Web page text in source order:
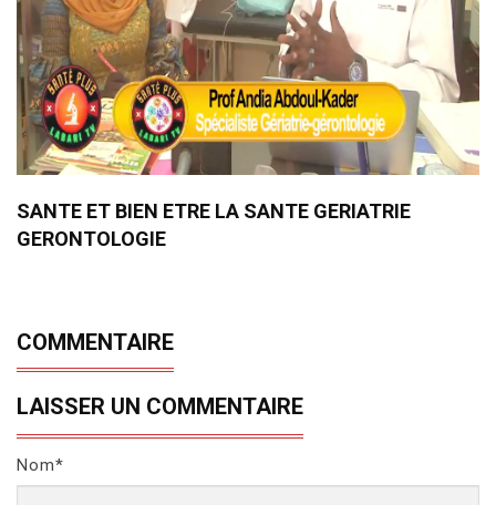
SANTE ET BIEN ETRE LA SANTE GERIATRIE
GERONTOLOGIE
COMMENTAIRE
LAISSER UN COMMENTAIRE
Nom*